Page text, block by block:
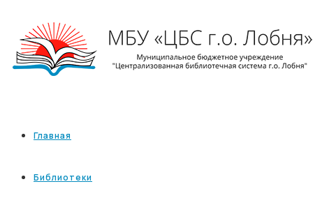
Главная
Библиотеки